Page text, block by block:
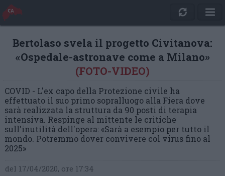
Bertolaso svela il progetto Civitanova:
«Ospedale-astronave come a Milano»
(FOTO-VIDEO)
COVID - L'ex capo della Protezione civile ha
effettuato il suo primo sopralluogo alla Fiera dove
sarà realizzata la struttura da 90 posti di terapia
intensiva. Respinge al mittente le critiche
sull'inutilità dell'opera: «Sarà a esempio per tutto il
mondo. Potremmo dover convivere col virus fino al
2025»
del 17/04/2020, ore 17:34